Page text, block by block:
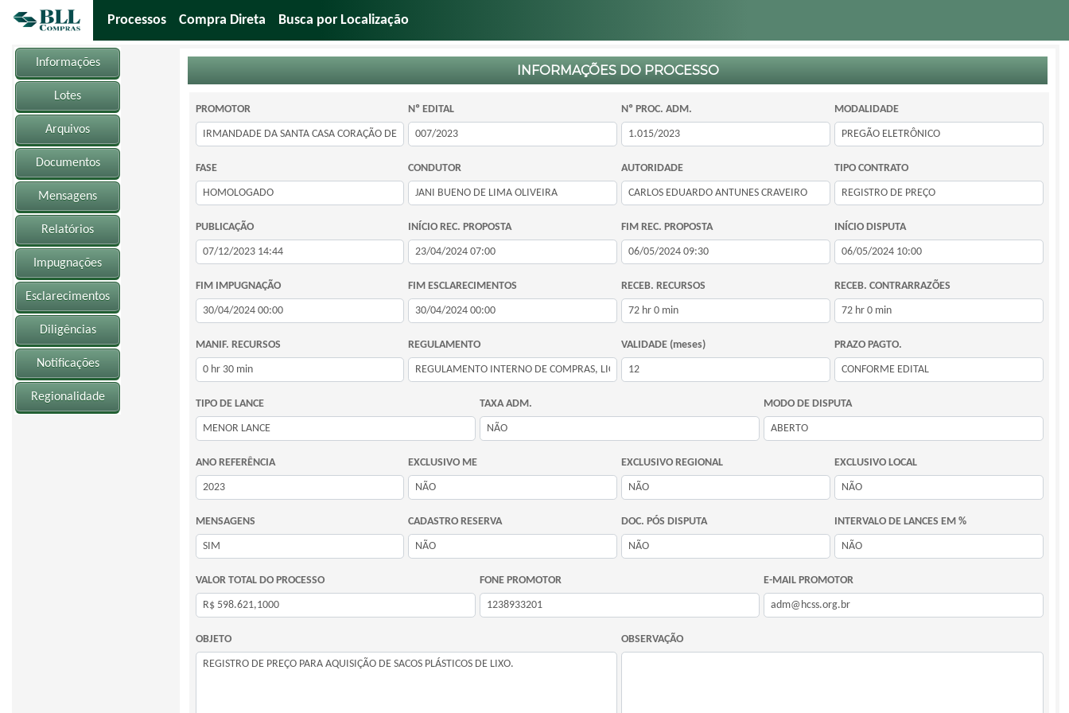
Processos Compra Direta Busca por Localização
Informações
Lotes
Arquivos
Documentos
Mensagens
Relatórios
Impugnações
Esclarecimentos
Diligências
Notificações
Regionalidade
INFORMAÇÕES DO PROCESSO
PROMOTOR Nº EDITAL Nº PROC. ADM. MODALIDADE
FASE CONDUTOR AUTORIDADE TIPO CONTRATO
PUBLICAÇÃO INÍCIO REC. PROPOSTA FIM REC. PROPOSTA INÍCIO DISPUTA
FIM IMPUGNAÇÃO FIM ESCLARECIMENTOS RECEB. RECURSOS RECEB. CONTRARRAZÕES
MANIF. RECURSOS REGULAMENTO VALIDADE (meses) PRAZO PAGTO.
TIPO DE LANCE TAXA ADM. MODO DE DISPUTA
ANO REFERÊNCIA EXCLUSIVO ME EXCLUSIVO REGIONAL EXCLUSIVO LOCAL
MENSAGENS CADASTRO RESERVA DOC. PÓS DISPUTA INTERVALO DE LANCES EM %
VALOR TOTAL DO PROCESSO FONE PROMOTOR E-MAIL PROMOTOR
OBJETO OBSERVAÇÃO